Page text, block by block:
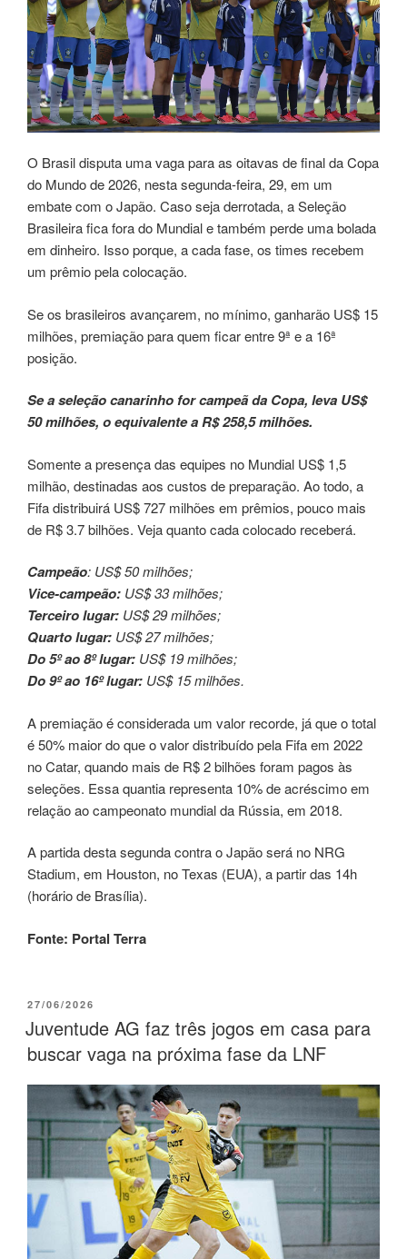
O Brasil disputa uma vaga para as oitavas de final da Copa
do Mundo de 2026, nesta segunda-feira, 29, em um
embate com o Japão. Caso seja derrotada, a Seleção
Brasileira fica fora do Mundial e também perde uma bolada
em dinheiro. Isso porque, a cada fase, os times recebem
um prêmio pela colocação.
Se os brasileiros avançarem, no mínimo, ganharão US$ 15
milhões, premiação para quem ficar entre 9ª e a 16ª
posição.
Se a seleção canarinho for campeã da Copa, leva US$
50 milhões, o equivalente a R$ 258,5 milhões.
Somente a presença das equipes no Mundial US$ 1,5
milhão, destinadas aos custos de preparação. Ao todo, a
Fifa distribuirá US$ 727 milhões em prêmios, pouco mais
de R$ 3.7 bilhões. Veja quanto cada colocado receberá.
Campeão: US$ 50 milhões;
Vice-campeão: US$ 33 milhões;
Terceiro lugar: US$ 29 milhões;
Quarto lugar: US$ 27 milhões;
Do 5º ao 8º lugar: US$ 19 milhões;
Do 9º ao 16º lugar: US$ 15 milhões.
A premiação é considerada um valor recorde, já que o total
é 50% maior do que o valor distribuído pela Fifa em 2022
no Catar, quando mais de R$ 2 bilhões foram pagos às
seleções. Essa quantia representa 10% de acréscimo em
relação ao campeonato mundial da Rússia, em 2018.
A partida desta segunda contra o Japão será no NRG
Stadium, em Houston, no Texas (EUA), a partir das 14h
(horário de Brasília).
Fonte: Portal Terra
27/06/2026
Juventude AG faz três jogos em casa para
buscar vaga na próxima fase da LNF